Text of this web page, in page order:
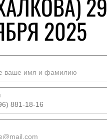
29
2025